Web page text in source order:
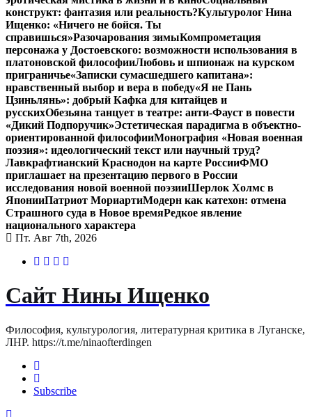
конструкт: фантазия или реальность?Культуролог Нина
Ищенко: «Ничего не бойся. Ты
справишься»Разочарования зимыКомпрометация
персонажа у Достоевского: возможности использования в
платоновской философииЛюбовь и шпионаж на курском
приграничье«Записки сумасшедшего капитана»:
нравственный выбор и вера в победу«Я не Пань
Цзиньлянь»: добрый Кафка для китайцев и
русскихОбезьяна танцует в театре: анти-Фауст в повести
«Дикий Подпоручик»Эстетическая парадигма в объектно-
ориентированной философииМонография «Новая военная
поэзия»: идеологический текст или научный труд?
Лавкрафтианский Краснодон на карте РоссииФМО
приглашает на презентацию первого в России
исследования новой военной поэзииШерлок Холмс в
ЯпонииПатриот МориартиМодерн как катехон: отмена
Страшного суда в Новое времяРедкое явление
национального характера
Пт. Авг 7th, 2026
Сайт Нины Ищенко
Философия, культурология, литературная критика в Луганске,
ЛНР. https://t.me/ninaofterdingen
Subscribe